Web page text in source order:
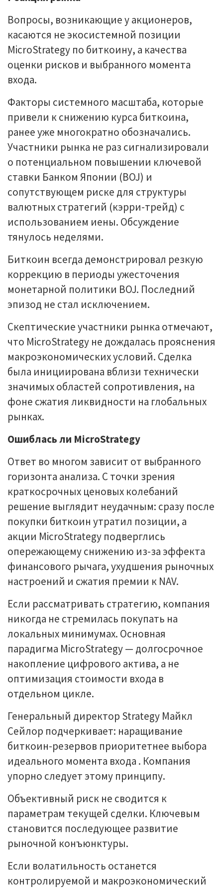
Вопросы, возникающие у акционеров,
касаются не экосистемной позиции
MicroStrategy по биткоину, а качества
оценки рисков и выбранного момента
входа.
Факторы системного масштаба, которые
привели к снижению курса биткоина,
ранее уже многократно обозначались.
Участники рынка не раз сигнализировали
о потенциальном повышении ключевой
ставки Банком Японии (BOJ) и
сопутствующем риске для структуры
валютных стратегий (кэрри-трейд) с
использованием иены. Обсуждение
тянулось неделями.
Биткоин всегда демонстрировал резкую
коррекцию в периоды ужесточения
монетарной политики BOJ. Последний
эпизод не стал исключением.
Скептические участники рынка отмечают,
что MicroStrategy не дождалась прояснения
макроэкономических условий. Сделка
была инициирована вблизи технически
значимых областей сопротивления, на
фоне сжатия ликвидности на глобальных
рынках.
Ошиблась ли MicroStrategy
Ответ во многом зависит от выбранного
горизонта анализа. С точки зрения
краткосрочных ценовых колебаний
решение выглядит неудачным: сразу после
покупки биткоин утратил позиции, а
акции MicroStrategy подверглись
опережающему снижению из-за эффекта
финансового рычага, ухудшения рыночных
настроений и сжатия премии к NAV.
Если рассматривать стратегию, компания
никогда не стремилась покупать на
локальных минимумах. Основная
парадигма MicroStrategy — долгосрочное
накопление цифрового актива, а не
оптимизация стоимости входа в
отдельном цикле.
Генеральный директор Strategy Майкл
Сейлор подчеркивает: наращивание
биткоин-резервов приоритетнее выбора
идеального момента входа . Компания
упорно следует этому принципу.
Объективный риск не сводится к
параметрам текущей сделки. Ключевым
становится последующее развитие
рыночной конъюнктуры.
Если волатильность останется
контролируемой и макроэкономический